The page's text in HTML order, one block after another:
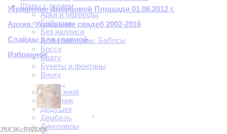
Шары с гелием
Арки и гирлянды
Бабушке
Без надписи
Большие шары. Баблсы
Боссу
Брату
Букеты и фонтаны
Внуку
Внучке
Выпускной
Девичник
Дедушке
Дембель
Динозавры
Украшение Дворцовой Площади 01.06.2012 г.
Архив. Украшение свадеб 2002-2016
Слайды для главной
Избранное
J9X3KcRW8XM